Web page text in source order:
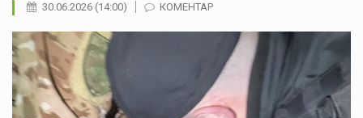
30.06.2026 (14:00) КОМЕНТАР